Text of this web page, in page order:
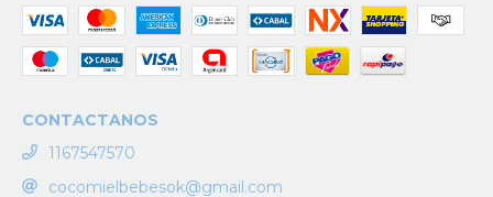
CONTACTANOS
1167547570
cocomielbebesok@gmail.com